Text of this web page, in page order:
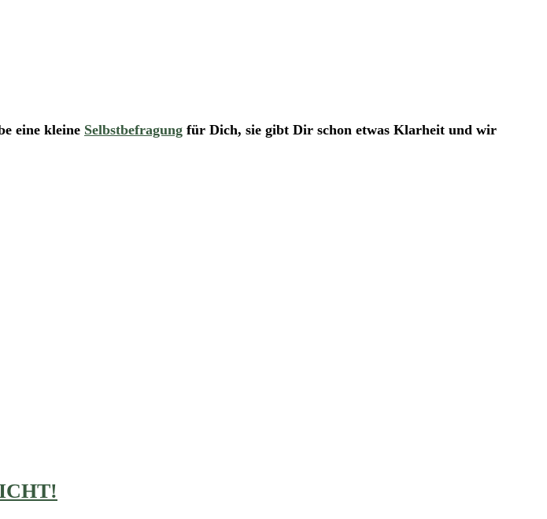
eine kleine Selbstbefragung für Dich, sie gibt Dir schon etwas Klarheit und wir